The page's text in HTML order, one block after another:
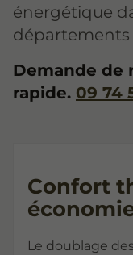
énergétique
Demande de
rapide. 09 74
Confort
Le doublage